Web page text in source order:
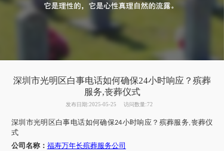
深圳市光明区白事电话如何确保24小时响应？殡葬
服务,丧葬仪式
发布日期:2025-05-25 访问数量:72
深圳市光明区白事电话如何确保24小时响应 ？ 殡葬服务,丧葬仪
式
公司名称： 福寿万年长殡葬服务公司